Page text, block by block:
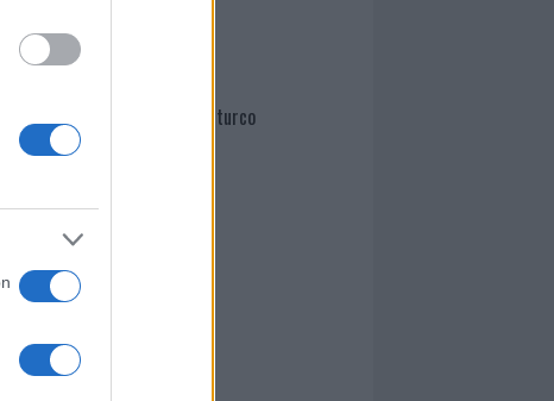
Martina Agostina Diturco
I nostri cari